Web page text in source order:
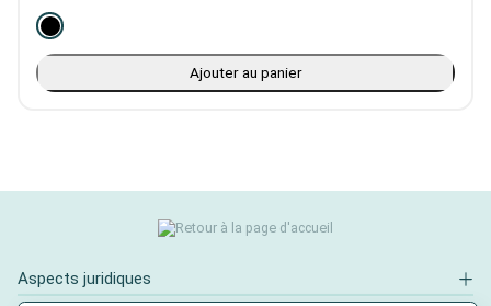
Ajouter au panier
Aspects juridiques